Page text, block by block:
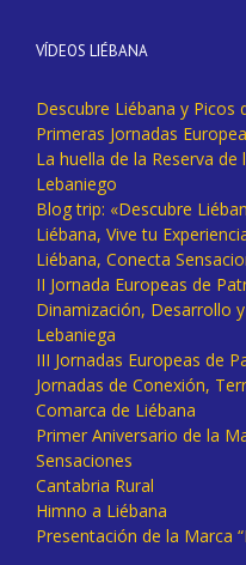
VÍDEOS LIÉBANA
Descubre Liébana y Picos
Primeras Jornadas
La huella de la Reserva
Lebaniego
Blog trip: «Descubre
Liébana, Vive tu
Liébana, Conecta
II Jornada Europeas de
Dinamización, Desarrollo
Lebaniega
III Jornadas Europeas de
Jornadas de Conexión,
Comarca de Liébana
Primer Aniversario de la
Sensaciones
Cantabria Rural
Himno a Liébana
Presentación de la Marca